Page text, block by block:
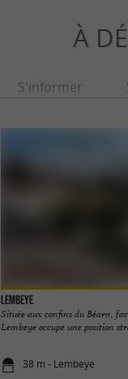
À
S'informer
Lembeye
Située aux confins du Béarn,
Lembeye occupe une position
38 m - Lembeye